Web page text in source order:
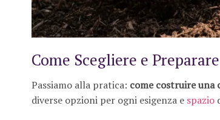
Come Scegliere e
Passiamo alla pratica: come costruire una
diverse opzioni per ogni esigenza e spazio